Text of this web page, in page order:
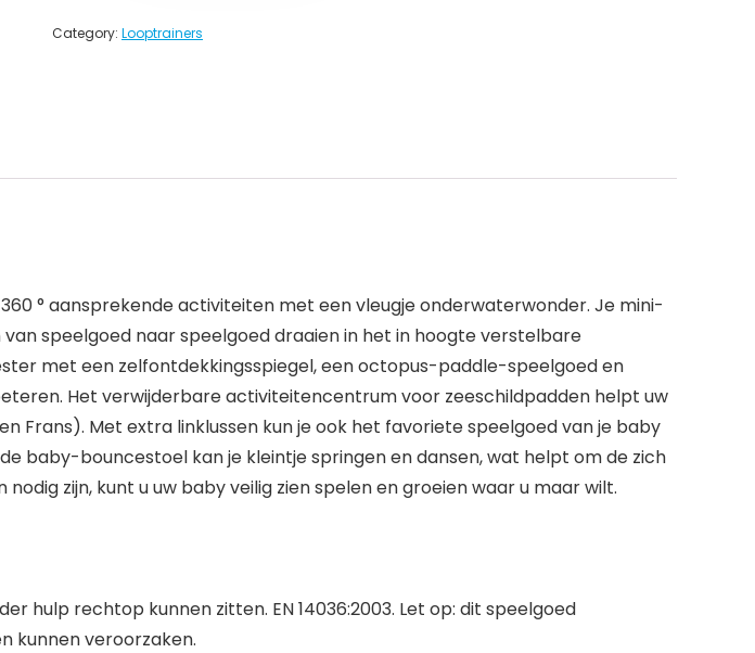
Category: Looptrainers
° aansprekende activiteiten met een vleugje onderwaterwonder. Je mini-
speelgoed naar speelgoed draaien in het in hoogte verstelbare
met een zelfontdekkingsspiegel, een octopus-paddle-speelgoed en
Het verwijderbare activiteitencentrum voor zeeschildpadden helpt uw
Frans). Met extra linklussen kun je ook het favoriete speelgoed van je baby
baby-bouncestoel kan je kleintje springen en dansen, wat helpt om de zich
zijn, kunt u uw baby veilig zien spelen en groeien waar u maar wilt.
hulp rechtop kunnen zitten. EN 14036:2003. Let op: dit speelgoed
kunnen veroorzaken.